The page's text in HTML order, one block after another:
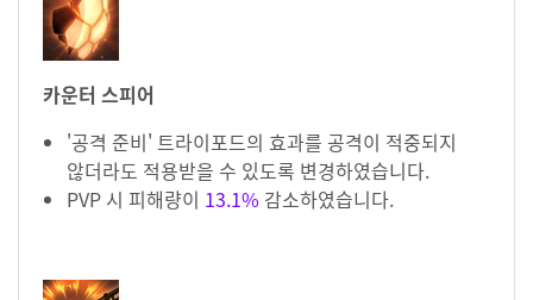
카운터 스피어
'공격 준비' 트라이포드의 효과를 공격이 적중되지
않더라도 적용받을 수 있도록 변경하였습니다.
PVP 시 피해량이 13.1% 감소하였습니다.